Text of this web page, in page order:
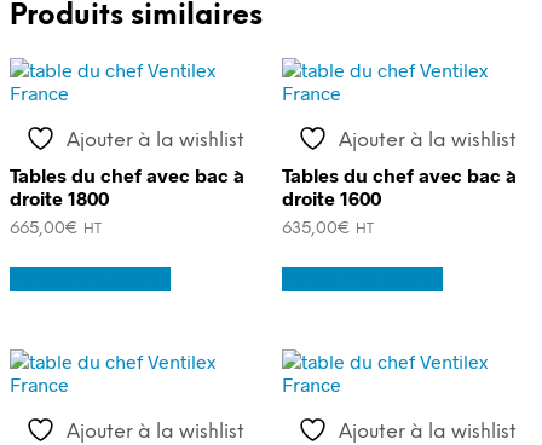
Produits similaires
Ajouter à la wishlist
Tables du chef avec bac à
droite 1800
665,00€ HT
Ajouter à la wishlist
Tables du chef avec bac à
droite 1600
635,00€ HT
Ajouter à la wishlist Ajouter à la wishlist